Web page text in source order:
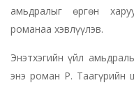
амьдралыг өргөн
романаа хэвлүүлэв.
Энэтхэгийн үйл
энэ роман Р. Таагүрийн